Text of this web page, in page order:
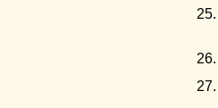
25.
26.
27.